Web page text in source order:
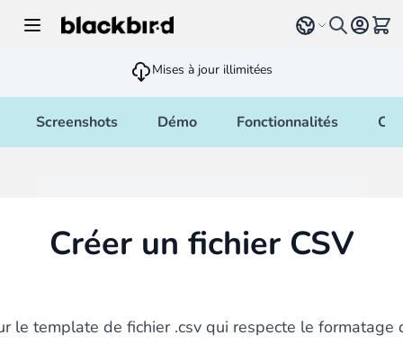
Select language
Voir
Mises à jour illimitées
Screenshots Démo Fonctionnalités
Créer un fichier CSV
le template de fichier .csv qui respecte le formatage